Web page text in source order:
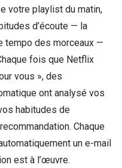
votre playlist du matin,
d’écoute — la
tempo des morceaux —
fois que Netflix
vous », des
ont analysé vos
habitudes de
Chaque
un e-mail
est à l’œuvre.